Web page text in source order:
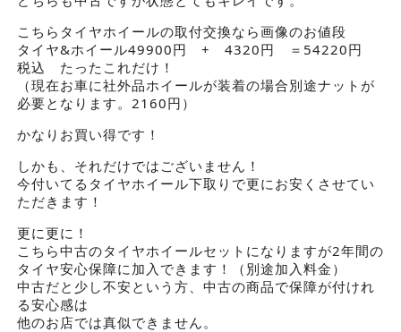
こちらタイヤホイールの取付交換なら画像のお値段
タイヤ&ホイール49900円 + 4320円 ＝54220円
税込 たったこれだけ！
（現在お車に社外品ホイールが装着の場合別途ナットが
必要となります。2160円）
かなりお買い得です！
しかも、それだけではございません！
今付いてるタイヤホイール下取りで更にお安くさせてい
ただきます！
更に更に！
こちら中古のタイヤホイールセットになりますが2年間の
タイヤ安心保障に加入できます！（別途加入料金）
中古だと少し不安という方、中古の商品で保障が付けれ
る安心感は
他のお店では真似できません。